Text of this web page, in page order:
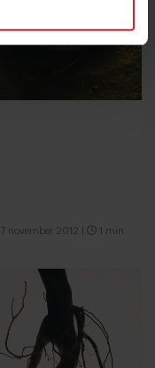
7 november 2012 1 min